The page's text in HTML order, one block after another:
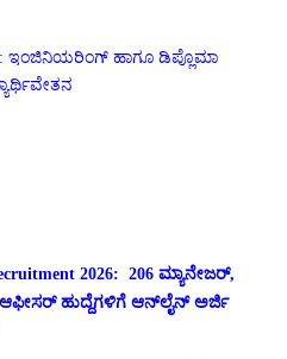
ಇಂಜಿನಿಯರಿಂಗ್ ಹಾಗೂ ಡಿಪ್ಲೊಮಾ
2026: 206 ಮ್ಯಾನೇಜರ್,
ಹುದ್ದೆಗಳಿಗೆ ಆನ್‌ಲೈನ್ ಅರ್ಜಿ